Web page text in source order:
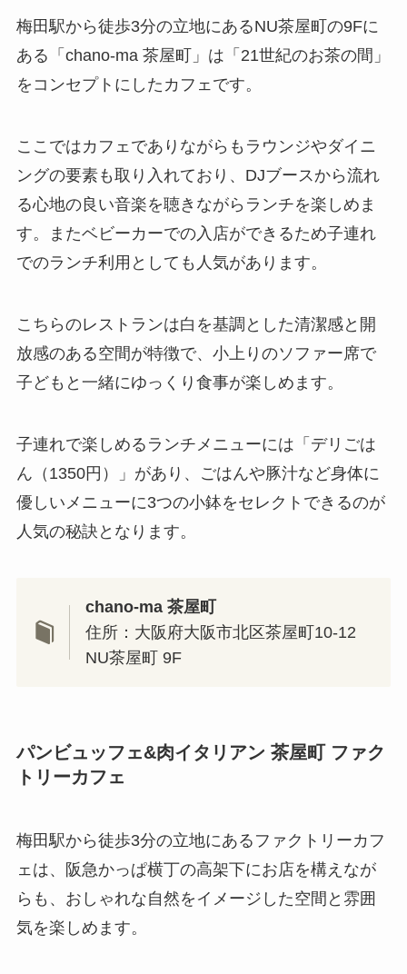
梅田駅から徒歩3分の立地にあるNU茶屋町の9Fに
ある「chano-ma 茶屋町」は「21世紀のお茶の間」
をコンセプトにしたカフェです。
ここではカフェでありながらもラウンジやダイニ
ングの要素も取り入れており、DJブースから流れ
る心地の良い音楽を聴きながらランチを楽しめま
す。またベビーカーでの入店ができるため子連れ
でのランチ利用としても人気があります。
こちらのレストランは白を基調とした清潔感と開
放感のある空間が特徴で、小上りのソファー席で
子どもと一緒にゆっくり食事が楽しめます。
子連れで楽しめるランチメニューには「デリごは
ん（1350円）」があり、ごはんや豚汁など身体に
優しいメニューに3つの小鉢をセレクトできるのが
人気の秘訣となります。
chano-ma 茶屋町
住所：大阪府大阪市北区茶屋町10-12
NU茶屋町 9F
パンビュッフェ&肉イタリアン 茶屋町 ファク
トリーカフェ
梅田駅から徒歩3分の立地にあるファクトリーカフ
ェは、阪急かっぱ横丁の高架下にお店を構えなが
らも、おしゃれな自然をイメージした空間と雰囲
気を楽しめます。